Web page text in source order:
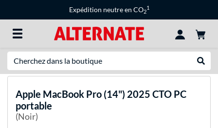
Expédition neutre en CO2
1
Apple MacBook Pro (14") 2025 CTO PC
portable
(Noir)